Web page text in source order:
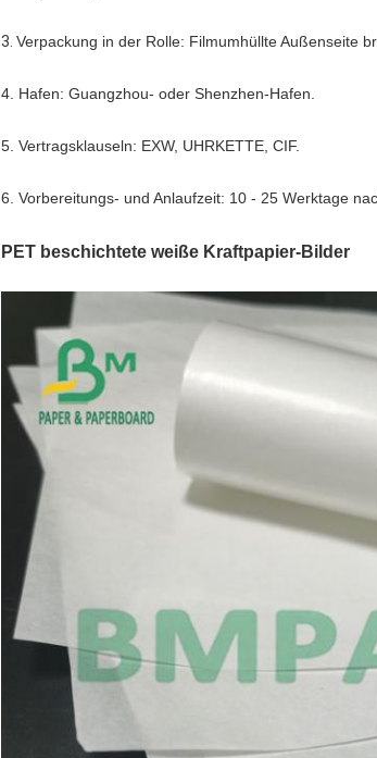
3. Verpackung in der Rolle: Filmumhüllte Außenseite
4. Hafen: Guangzhou- oder Shenzhen-Hafen.
5. Vertragsklauseln: EXW, UHRKETTE, CIF.
6. Vorbereitungs- und Anlaufzeit: 10 - 25 Werktage
PET beschichtete weiße Kraftpapier-Bilder